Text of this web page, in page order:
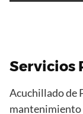
Servicios
Acuchillado de
mantenimiento